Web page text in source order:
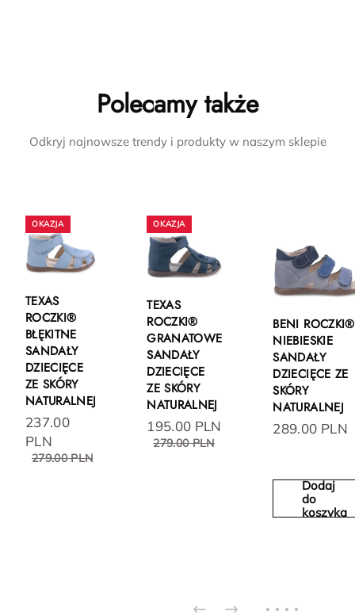
Polecamy także
Odkryj najnowsze trendy i produkty w naszym sklepie
TEXAS
ROCZKI®
BŁĘKITNE
SANDAŁY
DZIECIĘCE
ZE SKÓRY
NATURALNEJ
237.00
PLN
279.00 PLN
TEXAS
ROCZKI®
GRANATOWE
SANDAŁY
DZIECIĘCE
ZE SKÓRY
NATURALNEJ
195.00 PLN
279.00 PLN
BENI ROCZKI®
NIEBIESKIE
SANDAŁY
DZIECIĘCE ZE
SKÓRY
NATURALNEJ
289.00 PLN
Dodaj
do
koszyka